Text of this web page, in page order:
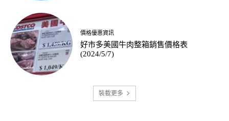
價格優惠資訊
好市多美國牛肉整箱銷售價格表
(2024/5/7)
裝載更多